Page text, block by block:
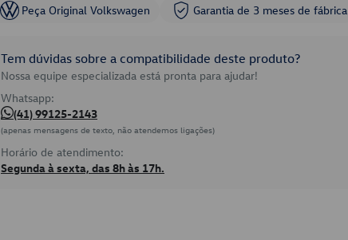
Peça Original Volkswagen Garantia de 3 meses de fábrica
Tem dúvidas sobre a compatibilidade deste produto?
Nossa equipe especializada está pronta para ajudar!
Whatsapp:
(41) 99125-2143
(apenas mensagens de texto, não atendemos ligações)
Horário de atendimento:
Segunda à sexta, das 8h às 17h.